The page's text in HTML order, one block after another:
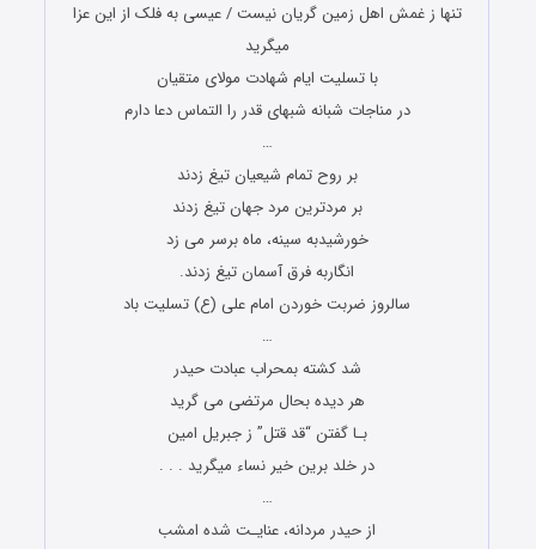
تنها ز غمش اهل زمین گریان نیست / عیسی به فلک از این عزا
میگرید
با تسلیت ایام شهادت مولای متقیان
در مناجات شبانه شبهای قدر را التماس دعا دارم
…
بر روح تمام شیعیان تیغ زدند
بر مردترین مرد جهان تیغ زدند
خورشیدبه سینه، ماه برسر می زد
انگاربه فرق آسمان تیغ زدند.
سالروز ضربت خوردن امام علی (ع) تسلیت باد
…
شد کشته بمحراب عبادت حیدر
هر دیده بحال مرتضی می گرید
بـا گفتن “قد قتل” ز جبریل امین
در خلد برین خیر نساء میگرید . . .
…
از حیدر مردانه، عنایـت شده امشب